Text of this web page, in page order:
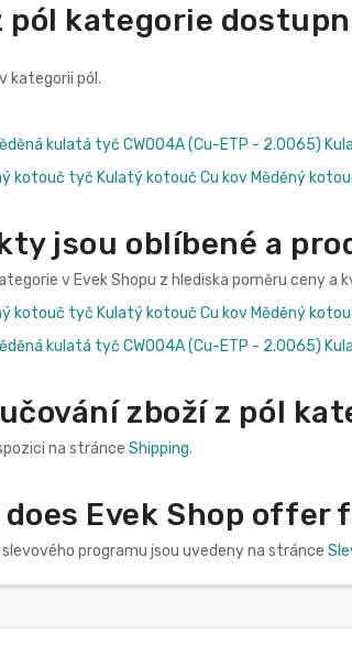
kategorie
kategorii pól.
kulatá tyč CW004A (Cu-ETP - 2.0065)
kotouč tyč Kulatý kotouč Cu kov Měděný
jsou oblíbené a
v Evek Shopu z hlediska poměru ceny a
kotouč tyč Kulatý kotouč Cu kov Měděný
kulatá tyč CW004A (Cu-ETP - 2.0065)
zboží z pól
na stránce Shipping.
Evek Shop offer
programu jsou uvedeny na stránce